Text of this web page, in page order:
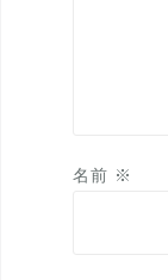
名前 ※